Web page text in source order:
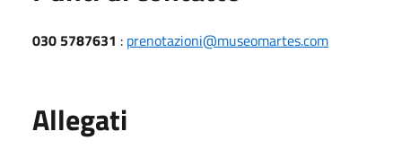
030 5787631 : prenotazioni@museomartes.com
Allegati